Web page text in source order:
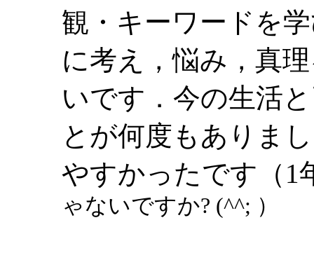
観・キーワードを
に考え，悩み，真
いです．今の生活
とが何度もありま
やすかったです（1
ゃないですか? (^^; ）